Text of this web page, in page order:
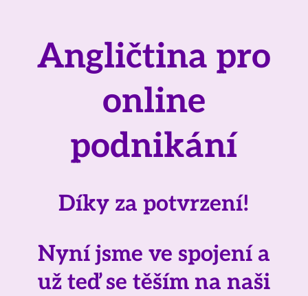
Angličtina pro
online
podnikání
Díky za potvrzení!
Nyní jsme ve spojení a
už teď se těším na naši